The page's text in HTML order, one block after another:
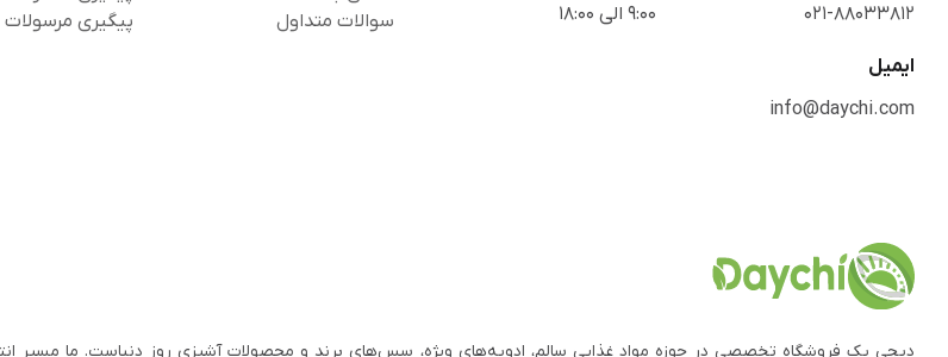
021-88033812
9:00 الی 18:00
ایمیل
info@daychi.com
سوالات متداول
پیگیری
دیچی یک فروشگاه تخصصی در حوزه مواد غذایی سالم، ادویه‌های ویژه، سس‌های برند و محصولات آشپزی روز دنیاست. ما مسیر